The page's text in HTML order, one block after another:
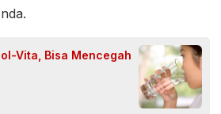
Vita, Bisa Mencegah